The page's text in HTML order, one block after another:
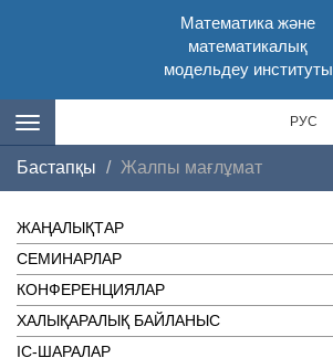
Математика және
математикалық
модельдеу институты
РУС
Бастапқы Жалпы мағлұмат
ЖАҢАЛЫҚТАР
СЕМИНАРЛАР
КОНФЕРЕНЦИЯЛАР
ХАЛЫҚАРАЛЫҚ БАЙЛАНЫС
ІC-ШАРАЛАР